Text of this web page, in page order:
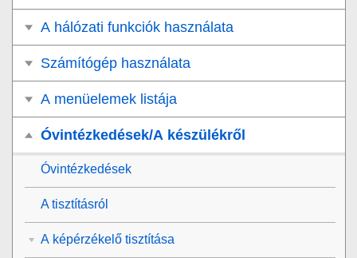
A hálózati funkciók használata
Számítógép használata
A menüelemek listája
Óvintézkedések/A készülékről
Óvintézkedések
A tisztításról
A képérzékelő tisztítása